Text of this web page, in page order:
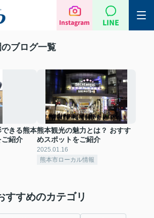
Instagram LINE
ブログ一覧
できる熊本
紹介
熊本観光の魅力とは？ おすす
めスポットをご紹介
2025.01.16
熊本市ローカル情報
すすめのカテゴリ